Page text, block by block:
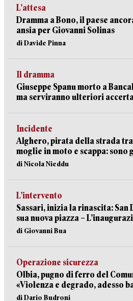
L’attesa
Dramma a Bono, il paese
ansia per Giovanni Solinas
di Davide Pinna
Il dramma
Giuseppe Spanu morto a
ma serviranno ulteriori
Incidente
Alghero, pirata della strada
moglie in moto e scappa: sono
di Nicola Nieddu
L’intervento
Sassari, inizia la rinascita:
sua nuova piazza –
di Giovanni Bua
Operazione sicurezza
Olbia, pugno di ferro del
«Violenza e degrado, adesso
di Dario Budroni